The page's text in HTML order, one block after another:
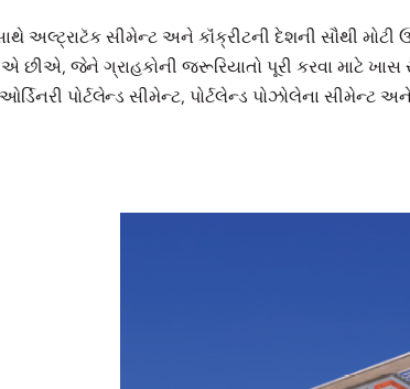
અલ્ટ્રાટૅક સીમેન્ટ અને કૉંક્રીટની દેશની સૌથી મોટી
છીએ, જેને ગ્રાહકોની જરૂરિયાતો પૂરી કરવા માટે ખાસ
પોર્ટલેન્ડ સીમેન્ટ, પોર્ટલેન્ડ પોઝોલેના સીમેન્ટ